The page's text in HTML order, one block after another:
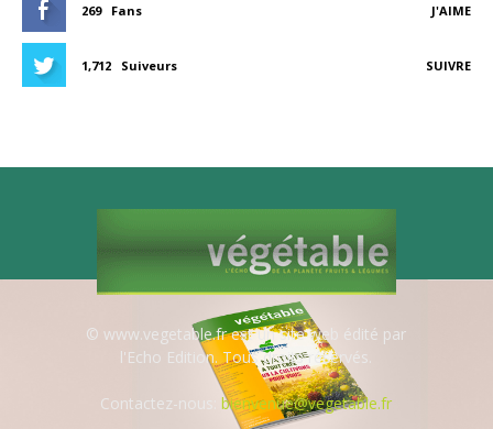
269 Fans J'AIME
1,712 Suiveurs SUIVRE
© www.vegetable.fr est un site web édité par
l'Echo Edition. Tous droits réservés.
Contactez-nous:bienvenue@vegetable.fr